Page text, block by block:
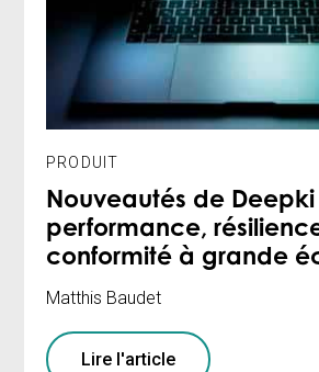
PRODUIT
Nouveautés de Deepki
performance,
conformité à grande
Matthis Baudet
Lire l'article